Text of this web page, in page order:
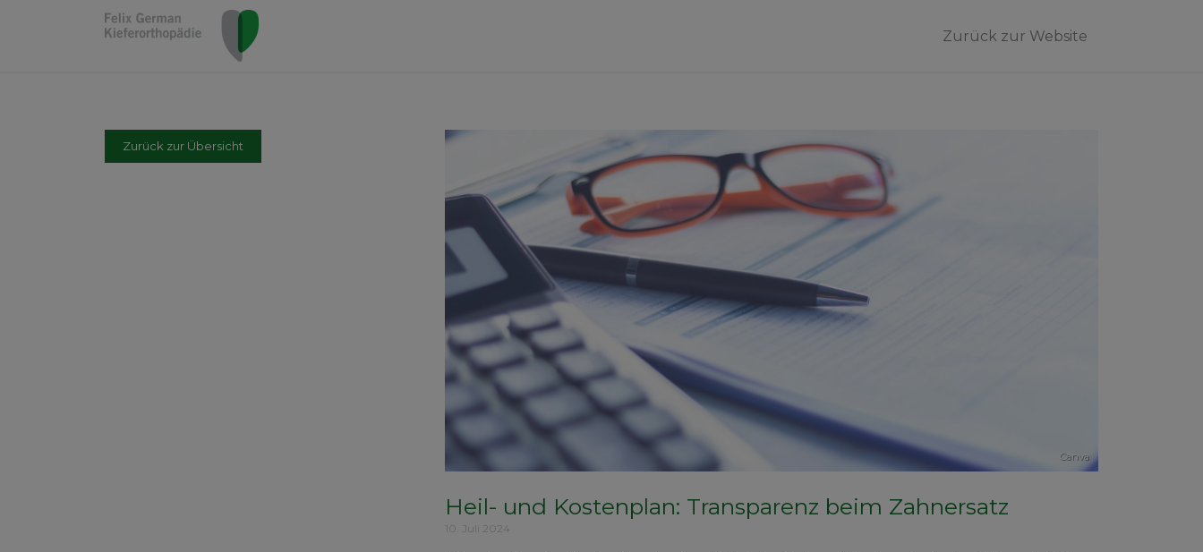
Zurück zur Website
Zurück zur Übersicht
Canva
Heil- und Kostenplan: Transparenz beim Zahnersatz
10. Juli 2024